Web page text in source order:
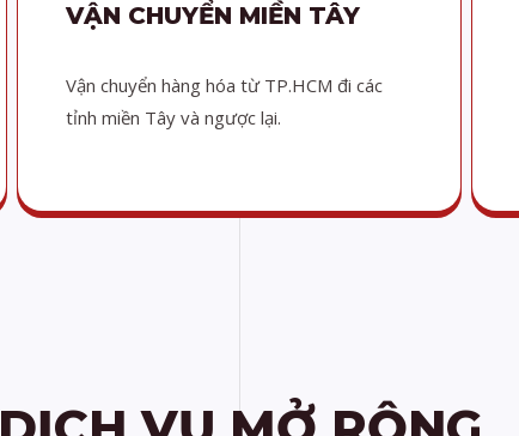
VẬN CHUYỂN MIỀN TÂY
Vận chuyển hàng hóa từ TP.HCM đi các
tỉnh miền Tây và ngược lại.